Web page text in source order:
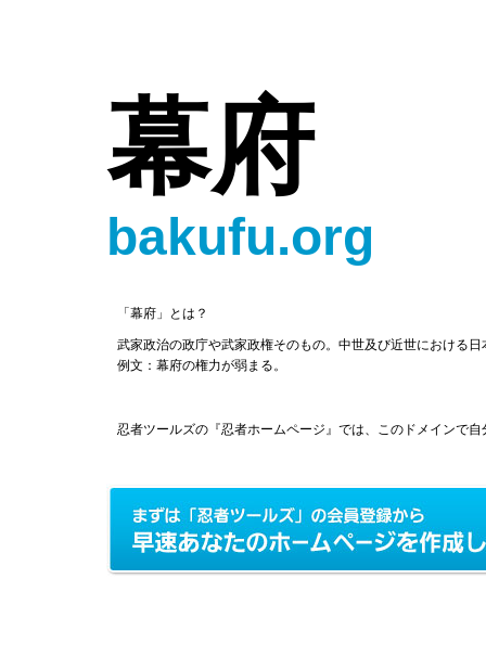
幕府
bakufu.org
「幕府」とは？
武家政治の政庁や武家政権そのもの。中世及び近世における日
例文：幕府の権力が弱まる。
忍者ツールズの『忍者ホームページ』では、このドメインで